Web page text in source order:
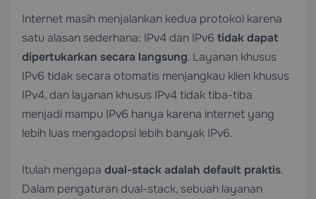
Internet masih menjalankan kedua protokol karena
satu alasan sederhana: IPv4 dan IPv6 tidak dapat
dipertukarkan secara langsung. Layanan khusus
IPv6 tidak secara otomatis menjangkau klien khusus
IPv4, dan layanan khusus IPv4 tidak tiba-tiba
menjadi mampu IPv6 hanya karena internet yang
lebih luas mengadopsi lebih banyak IPv6.
Itulah mengapa dual-stack adalah default praktis.
Dalam pengaturan dual-stack, sebuah layanan